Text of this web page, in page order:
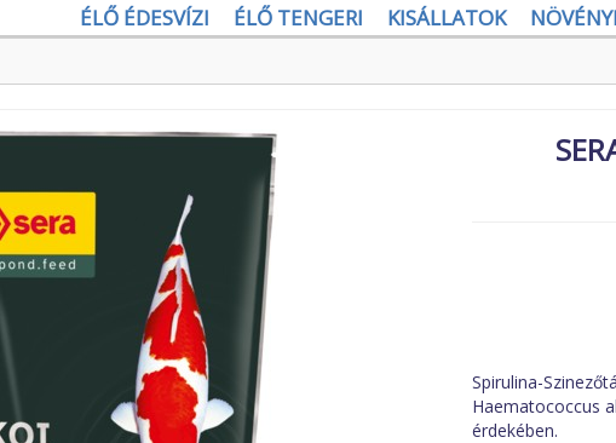
ÉLŐ ÉDESVÍZI
ÉLŐ TENGERI KISÁLLATOK
Spirulina-
Haematococcus
érdekében.